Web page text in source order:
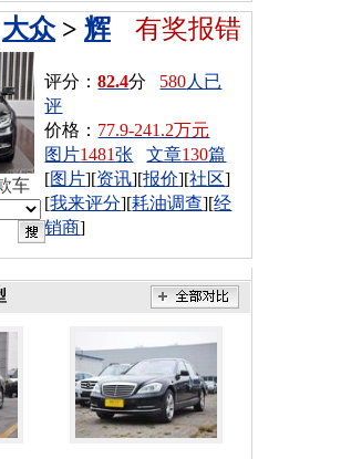
有奖报错
大众> 辉
评分：82.4分 580人已
评
价格： 77.9-241.2万元
图片1481张 文章130篇
[图片][资讯][报价][社区]
[我来评分][耗油调查][经
销商]
车